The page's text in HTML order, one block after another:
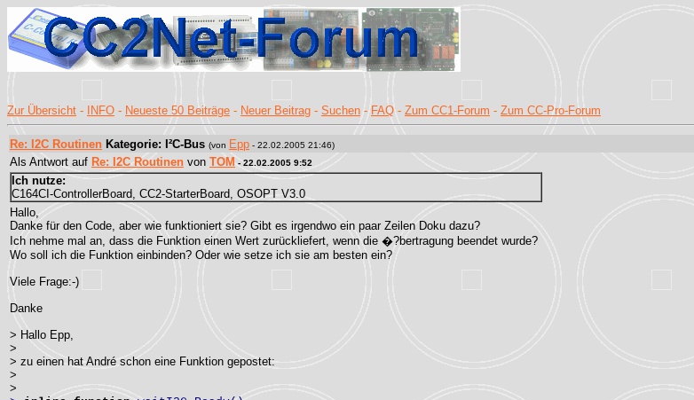
Zur Übersicht - INFO - Neueste 50 Beiträge - Neuer Beitrag - Suchen - FAQ - Zum CC1-Forum - Zum CC-Pro-Forum
Re: I2C Routinen Kategorie: I²C-Bus (von Epp - 22.02.2005 21:46)
Als Antwort auf Re: I2C Routinen von TOM - 22.02.2005 9:52
Ich nutze:
C164CI-ControllerBoard, CC2-StarterBoard, OSOPT V3.0
Hallo,
Danke für den Code, aber wie funktioniert sie? Gibt es irgendwo ein paar Zeilen Doku dazu?
Ich nehme mal an, dass die Funktion einen Wert zurückliefert, wenn die �?bertragung beendet wurde?
Wo soll ich die Funktion einbinden? Oder wie setze ich sie am besten ein?
Viele Frage:-)
Danke
> Hallo Epp,
>
> zu einen hat André schon eine Funktion gepostet:
>
>